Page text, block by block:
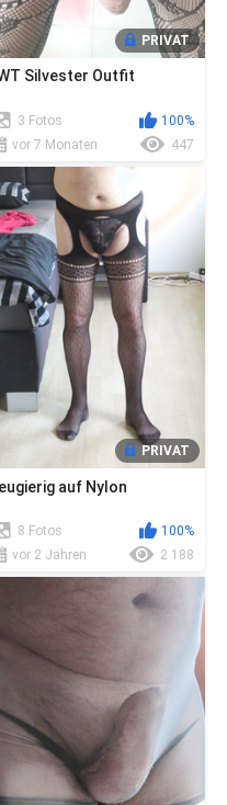
PRIVAT
Silvester Outfit
3 Fotos
100%
vor 7 Monaten
447
PRIVAT
auf Nylon
8 Fotos
100%
vor 2 Jahren
2 188